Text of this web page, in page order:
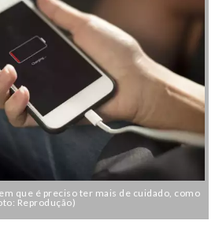
que é preciso ter mais de cuidado, como
Reprodução)